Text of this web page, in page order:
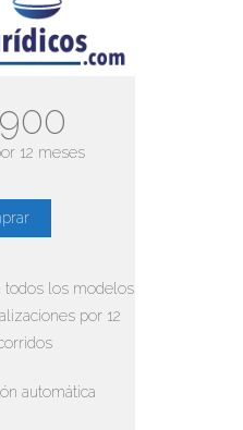
12 meses
todos los modelos
por 12
automática